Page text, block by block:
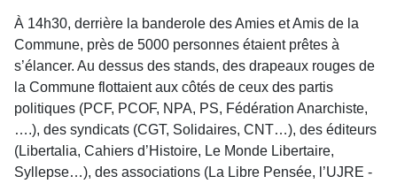
À 14h30, derrière la banderole des Amies et Amis de la
Commune, près de 5000 personnes étaient prêtes à
s’élancer. Au dessus des stands, des drapeaux rouges de
la Commune flottaient aux côtés de ceux des partis
politiques (PCF, PCOF, NPA, PS, Fédération Anarchiste,
….), des syndicats (CGT, Solidaires, CNT…), des éditeurs
(Libertalia, Cahiers d’Histoire, Le Monde Libertaire,
Syllepse…), des associations (La Libre Pensée, l’UJRE -